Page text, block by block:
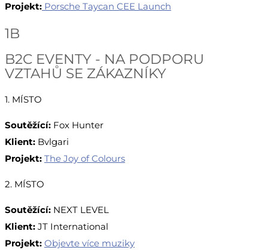
Projekt: Porsche Taycan CEE Launch
1B
B2C EVENTY - NA PODPORU
VZTAHŮ SE ZÁKAZNÍKY
1. MÍSTO
Soutěžící: Fox Hunter
Klient: Bvlgari
Projekt: The Joy of Colours
2. MÍSTO
Soutěžící: NEXT LEVEL
Klient: JT International
Projekt: Objevte více muziky